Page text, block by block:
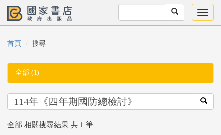
首頁 搜尋
全部 (1)
全部 相關搜尋結果 共 1 筆